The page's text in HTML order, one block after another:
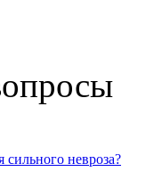
сильного невроза?